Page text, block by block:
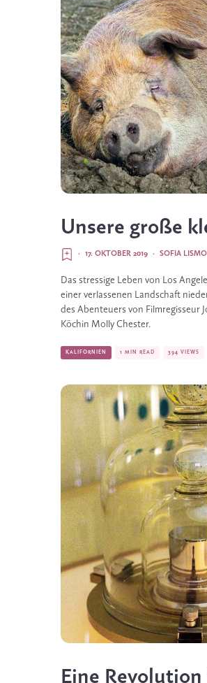
Unsere große
SOFIA
·
17. OKTOBER 2019
·
Das stressige Leben von Los
einer verlassenen Landschaft
des Abenteuers von Filmregisseur
Köchin Molly Chester.
KALIFORNIEN 1 MIN READ 394 VIEWS
Eine Revolution